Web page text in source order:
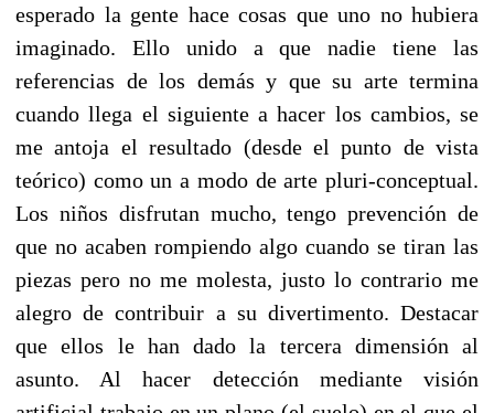
esperado la gente hace cosas que uno no hubiera
imaginado. Ello unido a que nadie tiene las
referencias de los demás y que su arte termina
cuando llega el siguiente a hacer los cambios, se
me antoja el resultado (desde el punto de vista
teórico) como un a modo de arte pluri-conceptual.
Los niños disfrutan mucho, tengo prevención de
que no acaben rompiendo algo cuando se tiran las
piezas pero no me molesta, justo lo contrario me
alegro de contribuir a su divertimento. Destacar
que ellos le han dado la tercera dimensión al
asunto. Al hacer detección mediante visión